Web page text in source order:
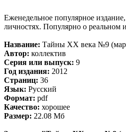
Еженедельное популярное
личностях. Популярно о реальном
Название: Тайны ХХ века №9
Автор: коллектив
Серия или выпуск: 9
Год издания: 2012
Страниц: 36
Язык: Русский
Формат: pdf
Качество: хорошее
Размер: 22.08 Мб